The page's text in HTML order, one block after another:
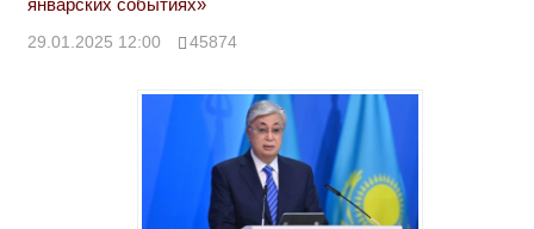
январских событиях»
29.01.2025 12:00 45874